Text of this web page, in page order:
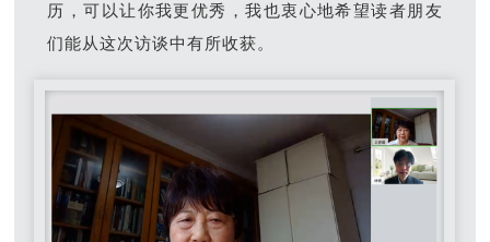
历，可以让你我更优秀，我也衷心地希望读者朋友
们能从这次访谈中有所收获。